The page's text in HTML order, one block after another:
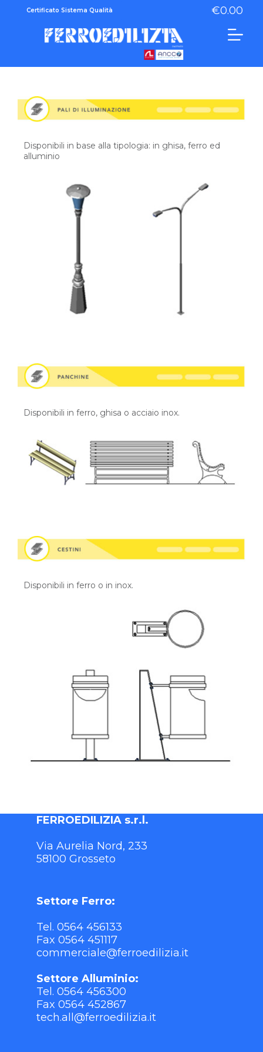
Certificato Sistema Qualità €0.00
Disponibili in base alla tipologia: in ghisa, ferro ed
alluminio
Disponibili in ferro, ghisa o acciaio inox.
Disponibili in ferro o in inox.
FERROEDILIZIA s.r.l.
Via Aurelia Nord, 233
58100 Grosseto
Settore Ferro:
Tel. 0564 456133
Fax 0564 451117
commerciale@ferroedilizia.it
Settore Alluminio:
Tel. 0564 456300
Fax 0564 452867
tech.all@ferroedilizia.it